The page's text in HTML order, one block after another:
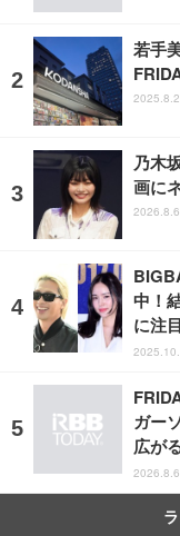
若手
乃木
画に
中！
に注目
ガー
広が